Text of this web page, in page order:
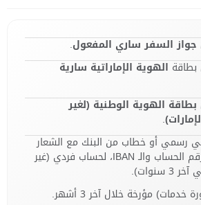
جواز السفر ساري المفعول.
الهوية الإماراتية سارية
بطاقة الهوية الوطنية (لغير
.
أو خطاب من البنك مع الشعار
أو الختم، يظهر رقم الحساب والـ IBAN، لحساب فردي (غير
خدمات) مؤرخة خلال آخر 3 أشهر.